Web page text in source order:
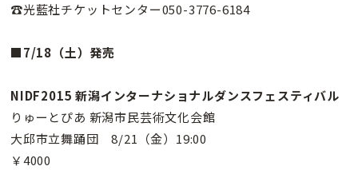
☎光藍社チケットセンター050-3776-6184
■7/18（土）発売
NIDF2015 新潟インターナショナルダンスフェスティバル
りゅーとぴあ 新潟市民芸術文化会館
大邱市立舞踊団 8/21（金）19:00
￥4000